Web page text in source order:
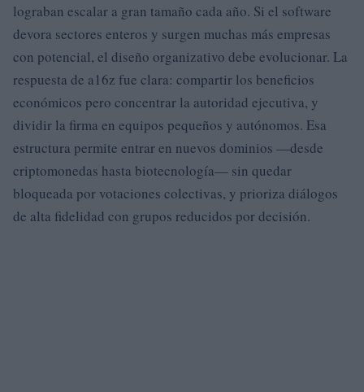
lograban escalar a gran tamaño cada año. Si el software
devora sectores enteros y surgen muchas más empresas
con potencial, el diseño organizativo debe evolucionar. La
respuesta de a16z fue clara: compartir los beneficios
económicos pero concentrar la autoridad ejecutiva, y
dividir la firma en equipos pequeños y autónomos. Esa
estructura permite entrar en nuevos dominios —desde
criptomonedas hasta biotecnología— sin quedar
bloqueada por votaciones colectivas, y prioriza diálogos
de alta fidelidad con grupos reducidos por decisión.